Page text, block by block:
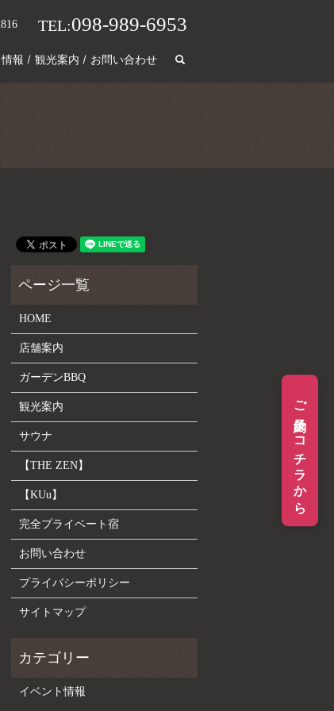
TEL:098-989-6953
報 観光案内 お問い合わせ
HOME
店舗案内
ガーデンBBQ
観光案内
サウナ
【THE ZEN】
【KUu】
完全プライベート宿
お問い合わせ
プライバシーポリシー
サイトマップ
イベント情報
ご予約はコチラから